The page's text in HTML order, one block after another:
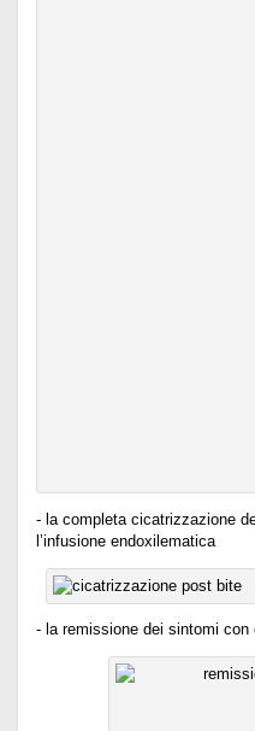
- la completa cicatrizzazione
l’infusione endoxilematica
- la remissione dei sintomi